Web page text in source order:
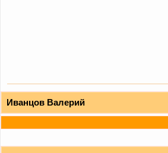
Иванцов Валерий